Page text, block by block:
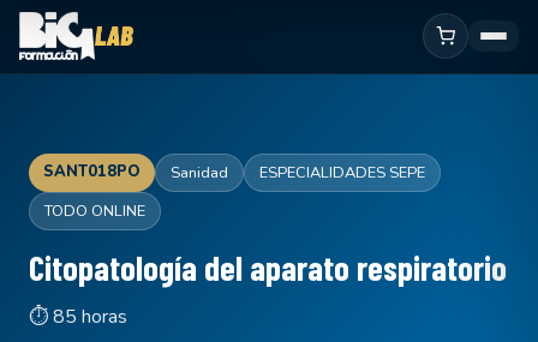
SANT018PO Sanidad
ESPECIALIDADES SEPE
TODO ONLINE
Citopatología del aparato respiratorio
⏱ 85 horas